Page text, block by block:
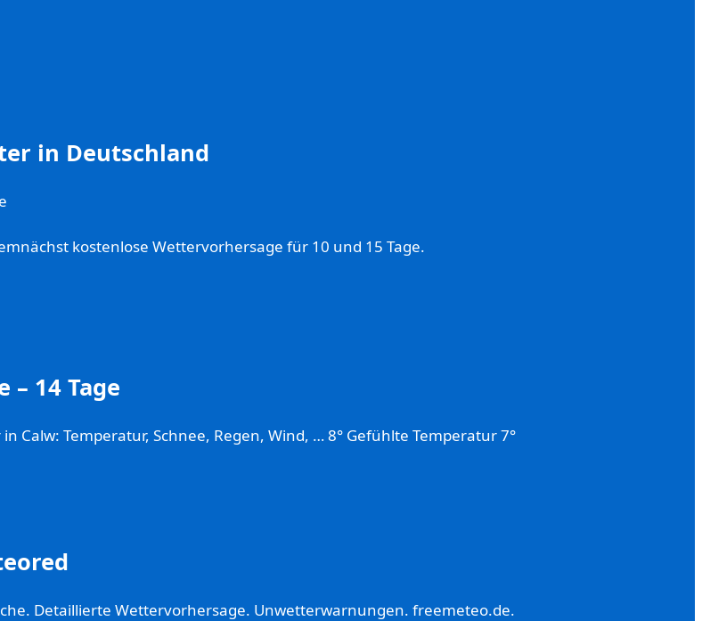
in Deutschland
kostenlose Wettervorhersage für 10 und 15 Tage.
14 Tage
Calw: Temperatur, Schnee, Regen, Wind, … 8° Gefühlte Temperatur 7°
Detaillierte Wettervorhersage. Unwetterwarnungen. freemeteo.de.